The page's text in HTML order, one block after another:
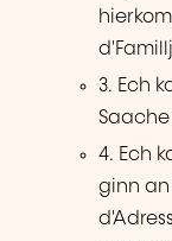
3. Ech
4. Ech
ginn an